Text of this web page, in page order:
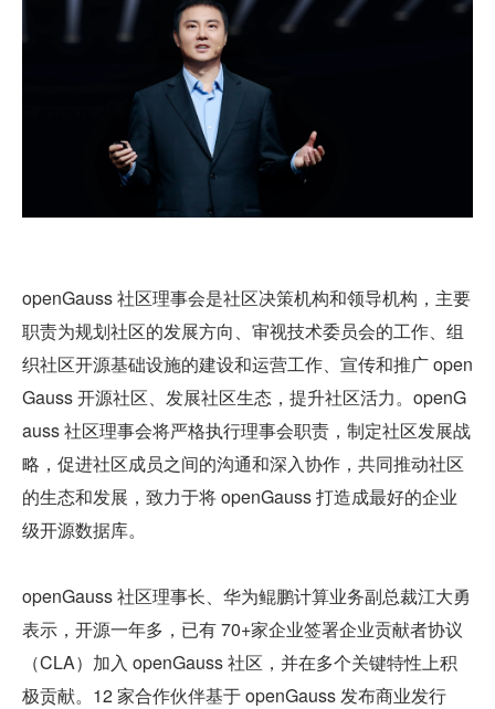
openGauss 社区理事会是社区决策机构和领导机构，主要
职责为规划社区的发展方向、审视技术委员会的工作、组
织社区开源基础设施的建设和运营工作、宣传和推广 open
Gauss 开源社区、发展社区生态，提升社区活力。openG
auss 社区理事会将严格执行理事会职责，制定社区发展战
略，促进社区成员之间的沟通和深入协作，共同推动社区
的生态和发展，致力于将 openGauss 打造成最好的企业
级开源数据库。
openGauss 社区理事长、华为鲲鹏计算业务副总裁江大勇
表示，开源一年多，已有 70+家企业签署企业贡献者协议
（CLA）加入 openGauss 社区，并在多个关键特性上积
极贡献。12 家合作伙伴基于 openGauss 发布商业发行